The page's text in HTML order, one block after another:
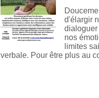
d'élargir
dialoguer
nos
limites
verbale. Pour être plus au